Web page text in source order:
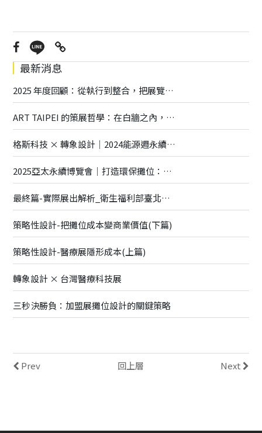
最新消息
2025 年度回顧：從執行到整合，把展覽做得更深更廣
ART TAIPEI 的策展哲學：在白牆之內，打造一座有呼吸的藝術場域
格斯科技 × 轉象設計｜2024能源週永續展覽全解析
2025亞太永續博覽會｜打造環保攤位：專業指南與創意實踐
最終篇-實際展出解析_衛生福利部臺北醫院
策略性設計-把攤位成本變商業價值(下篇)
策略性設計-醫療展隱形成本(上篇)
轉象設計 × 台灣醫療科技展
三秒決勝負：加盟展攤位設計的關鍵策略
Prev 回上層 Next